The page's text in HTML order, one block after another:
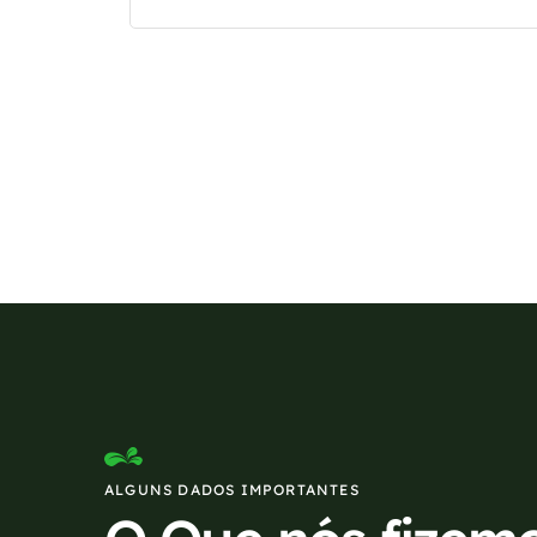
ALGUNS DADOS IMPORTANTES